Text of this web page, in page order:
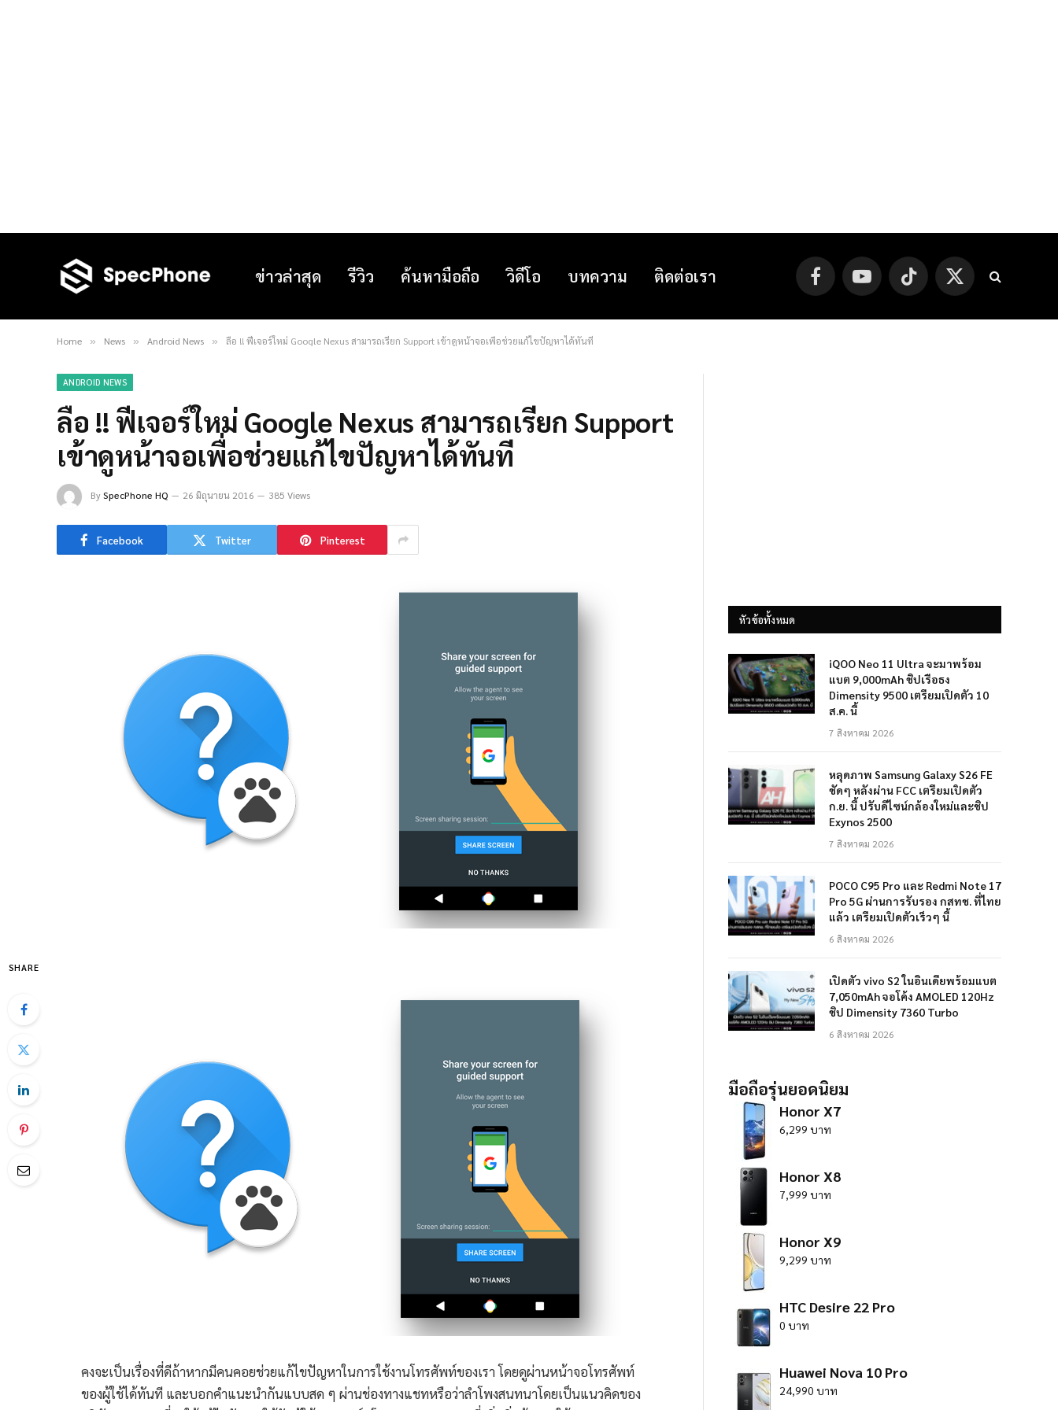
ข่าวล่าสุด รีวิว ค้นหามือถือ วิดีโอ บทความ ติดต่อเรา FacebookYouTube TikTok
X
(Twitter)
Home » News » Android News » ลือ !! ฟีเจอร์ใหม่ Google Nexus สามารถเรียก Support เข้าดูหน้าจอเพื่อช่วยแก้ไขปัญหาได้ทันที
ANDROID NEWS
ลือ !! ฟีเจอร์ใหม่ Google Nexus สามารถเรียก Support
เข้าดูหน้าจอเพื่อช่วยแก้ไขปัญหาได้ทันที
BySpecPhone HQ 26 มิถุนายน 2016 385 Views
Facebook Twitter Pinterest
SHARE
คงจะเป็นเรื่องที่ดีถ้าหากมีคนคอยช่วยแก้ไขปัญหาในการใช้งานโทรศัพท์ของเรา โดยดูผ่านหน้าจอโทรศัพท์
ของผู้ใช้ได้ทันที และบอกคำแนะนำกันแบบสด ๆ ผ่านช่องทางแชทหรือว่าลำโพงสนทนาโดยเป็นแนวคิดของ
หัวข้อทั้งหมด
iQOO Neo 11 Ultra จะมาพร้อม
แบต 9,000mAh ชิปเรือธง
Dimensity 9500 เตรียมเปิดตัว 10
ส.ค. นี้
7 สิงหาคม 2026
หลุดภาพ Samsung Galaxy S26 FE
ชัดๆ หลังผ่าน FCC เตรียมเปิดตัว
ก.ย. นี้ ปรับดีไซน์กล้องใหม่และชิป
Exynos 2500
7 สิงหาคม 2026
POCO C95 Pro และ Redmi Note 17
Pro 5G ผ่านการรับรอง กสทช. ที่ไทย
แล้ว เตรียมเปิดตัวเร็วๆ นี้
6 สิงหาคม 2026
เปิดตัว vivo S2 ในอินเดียพร้อมแบต
7,050mAh จอโค้ง AMOLED 120Hz
ชิป Dimensity 7360 Turbo
6 สิงหาคม 2026
มือถือรุ่นยอดนิยม
Honor X7
6,299 บาท
Honor X8
7,999 บาท
Honor X9
9,299 บาท
HTC Desire 22 Pro
0 บาท
Huawei Nova 10 Pro
24,990 บาท